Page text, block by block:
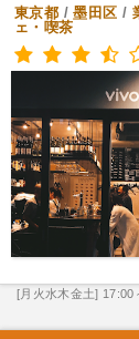
東京都 /墨田区 /
ェ・喫茶
[月火水木金土] 17:00